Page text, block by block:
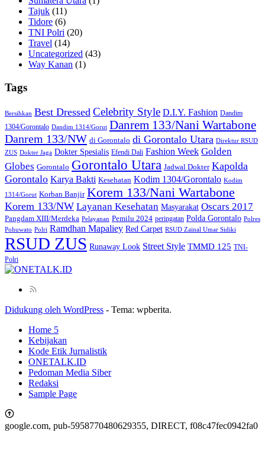
Tajuk (11)
Tidore (6)
TNI Polri (20)
Travel (14)
Uncategorized (43)
Way Kanan (1)
Tags
Bersihkan Best Dressed Celebrity Style D.I.Y. Fashion Dandim
1304/Gorontalo Dandim 1314/Gorut Danrem 133/Nani Wartabone
Danrem 133/NW di Gorontalo di Gorontalo Utara Direktur RSUD
ZUS Dokter Jaga Dokter Spesialis Efendi Dali Fashion Week Golden
Globes Gorontalo Gorontalo Utara Jadwal Dokter Kapolda
Gorontalo Karya Bakti Kesehatan Kodim 1304/Gorontalo Kodim
1314/Gorut Korban Banjir Korem 133/Nani Wartabone
Korem 133/NW Layanan Kesehatan Masyarakat Oscars 2017
Pangdam XIII/Merdeka Pelayanan Pemilu 2024 peringatan Polda Gorontalo Polres
Pohuwato Polri Ramdhan Mapaliey Red Carpet RSUD Zainal Umar Sidiki
RSUD ZUS Runaway Look Street Style TMMD 125 TNI-
Polri
Didukung oleh WordPress - Tema: wpberita.
Home 5
Kebijakan
Kode Etik Jurnalistik
ONETALK.ID
Pedoman Media Siber
Redaksi
Sample Page
google.com, pub-5958770480629355, DIRECT, f08c47fec0942fa0